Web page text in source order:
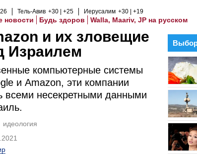
26 Тель-Авив +30 +25 Иерусалим +30 +19
новости Будь здоров Walla, Maariv, JP на русском
и их зловещие
Израилем
компьютерные системы
и Amazon, эти компании
всеми несекретными данными
идеология
Выбор